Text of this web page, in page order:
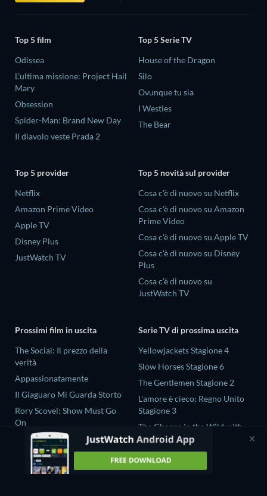
Top 5 film
Odissea
L'ultima missione: Project Hail
Mary
Obsession
Spider-Man: Brand New Day
Il diavolo veste Prada 2
Top 5 Serie TV
House of the Dragon
Silo
Ovunque tu sia
I Westies
The Bear
Top 5 provider
Netflix
Amazon Prime Video
Apple TV
Disney Plus
JustWatch TV
Top 5 novità sul provider
Cosa c'è di nuovo su Netflix
Cosa c'è di nuovo su Amazon
Prime Video
Cosa c'è di nuovo su Apple TV
Cosa c'è di nuovo su Disney
Plus
Cosa c'è di nuovo su
JustWatch TV
Prossimi film in uscita
The Social: Il prezzo della
verità
Appassionatamente
Il Giaguaro Mi Guarda Storto
Rory Scovel: Show Must Go
On
Nando tra due mondi - Un film
di Sintonia
Serie TV di prossima uscita
Yellowjackets Stagione 4
Slow Horses Stagione 6
The Gentlemen Stagione 2
L'amore è cieco: Regno Unito
Stagione 3
The Chosen in the Wild with
Bear Grylls Stagione 1